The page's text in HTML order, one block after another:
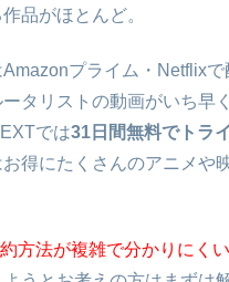
品がほとんど。
プライム・Netflixで
タリストの動画がいち早
では31日間無料でトラ
得にたくさんのアニメや
方法が複雑で分かりにくい